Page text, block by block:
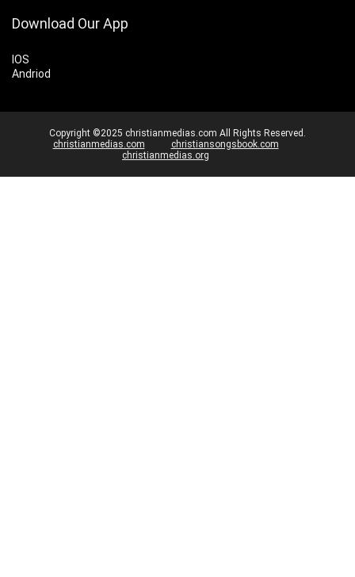
Download Our App
IOS
Andriod
Copyright ©2025 christianmedias.com All Rights Reserved.
christianmedias.com
christiansongsbook.com
christianmedias.org